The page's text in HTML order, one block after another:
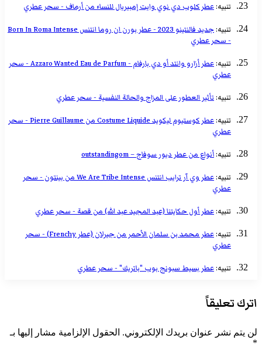
تنبيه:عطر كلوب دي نوي وايت إمبيريال للنساء من أرماف - سحر عطري
تنبيه:
جديد فالنتينو 2023 - عطر بورن ان روما انتنس Born In Roma Intense
- سحر عطري
تنبيه:
عطر أزارو وانتد أو دي بارفام - Azzaro Wanted Eau de Parfum - سحر
عطري
تنبيه: تأثير العطور على المزاج والحالة النفسية - سحر عطري
تنبيه:
عطر كوستيوم ليكويد Costume Liquide من Pierre Guillaume - سحر
عطري
تنبيه:أنواع من عطر ديور سوفاج – outstandingom
تنبيه:
عطر وي آر ترايب انتنس We Are Tribe Intense من بينتون - سحر
عطري
تنبيه:عطر أول حكايتنا (عبد المجيد عبد الله) من قصة - سحر عطري
تنبيه:
عطر محمد بن سلمان الأحمر من جيرلان (عطر Frenchy) - سحر
عطري
تنبيه:عطر بسيط سبونج بوب "باتريك" - سحر عطري
اترك تعليقاً
لن يتم نشر عنوان بريدك الإلكتروني. الحقول الإلزامية مشار إليها بـ
*